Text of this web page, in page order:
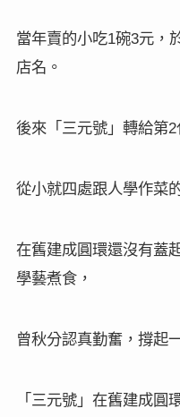
當年賣的小吃1碗3元，
店名。
後來「三元號」轉給第2
從小就四處跟人學作菜
在舊建成圓環還沒有蓋
學藝煮食，
曾秋分認真勤奮，撐起
「三元號」在舊建成